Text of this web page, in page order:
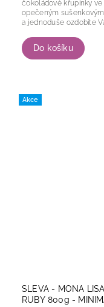
Do košíku
čokoládové křupinky
opečeným sušenkovým jádrem. Díky těmto
a jednoduše ozdobíte
Akce
SLEVA - MONA
RUBY 800g -